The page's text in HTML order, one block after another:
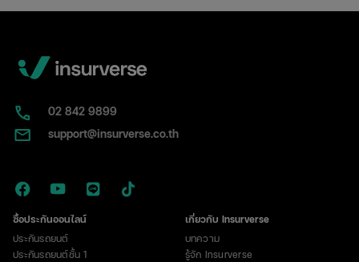
02​ 842 9899
support@insurverse.co.th
ซื้อประกันออนไลน์
ประกันรถยนต์
ประกันรถยนต์ชั้น 1
เกี่ยวกับ Insurverse
บทความ
รู้จัก Insurverse